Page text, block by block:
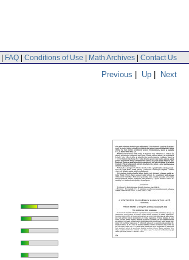
| FAQ | Conditions of Use | Math Archives | Contact Us
Previous | Up | Next